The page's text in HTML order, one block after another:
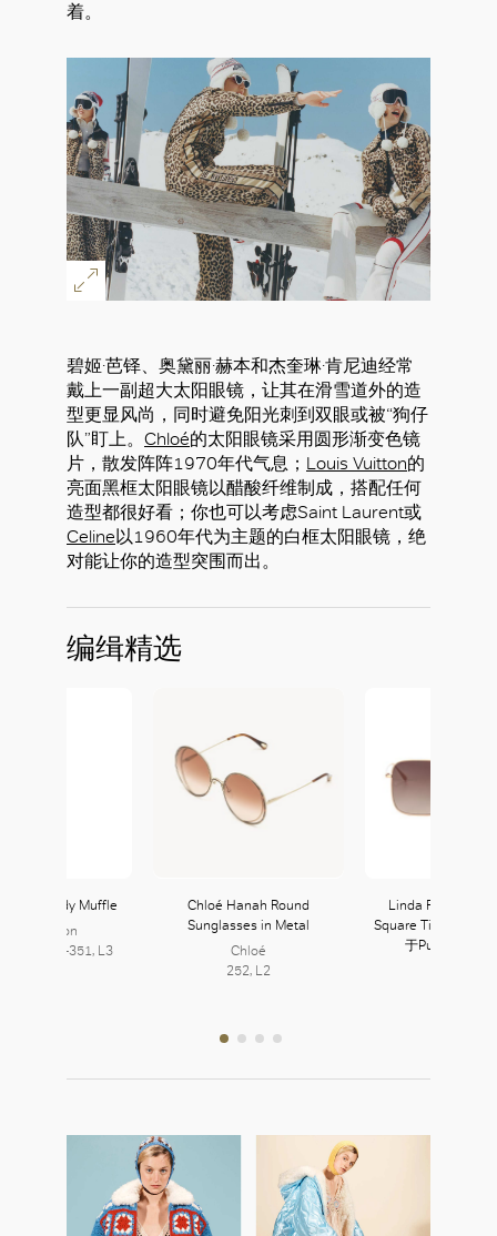
着。
碧姬·芭铎、奥黛丽·赫本和杰奎琳·肯尼迪经常
戴上一副超大太阳眼镜，让其在滑雪道外的造
型更显风尚，同时避免阳光刺到双眼或被“狗仔
队”盯上。 Chloé的太阳眼镜采用圆形渐变色镜
片，散发阵阵1970年代气息； Louis Vuitton的
亮面黑框太阳眼镜以醋酸纤维制成，搭配任何
造型都很好看；你也可以考虑Saint Laurent或
Celine以1960年代为主题的白框太阳眼镜，绝
对能让你的造型突围而出。
编缉精选
Teddy Muffle
Vuitton
L2 | 350-351, L3
Chloé Hanah Round
Sunglasses in Metal
Chloé
252, L2
Linda Farrow
Square Titanium
于Puyi Optical